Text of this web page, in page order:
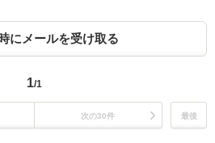
にメールを受け取る
1/1
次の30件 最後